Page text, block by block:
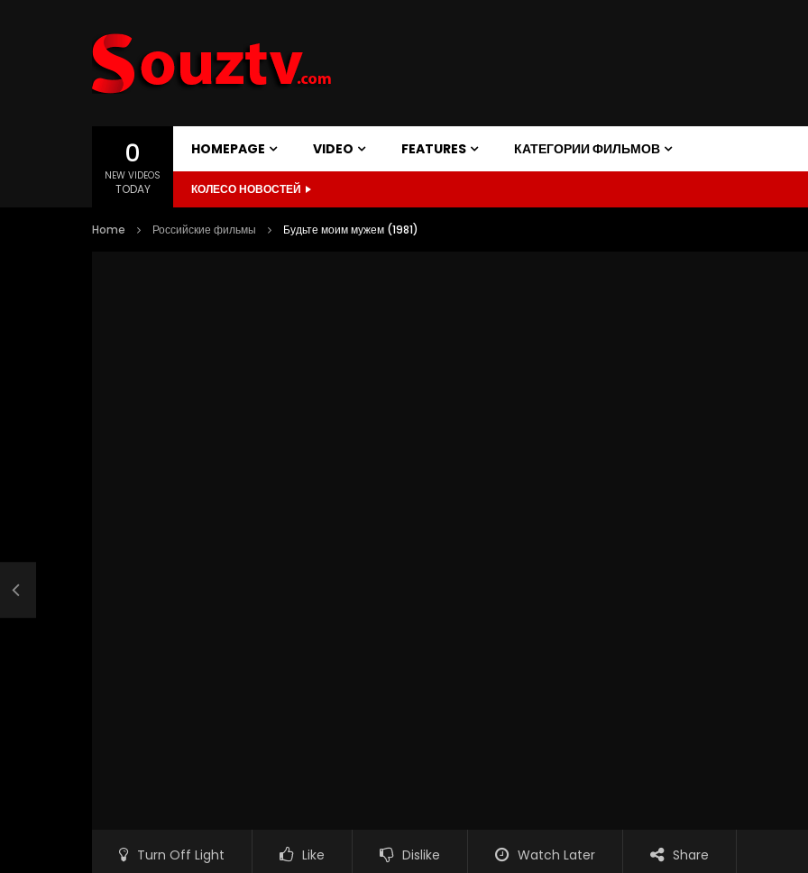
0
NEW VIDEOS
TODAY
HOMEPAGE VIDEO FEATURES КАТЕГОРИИ ФИЛЬМОВ
КОЛЕСО НОВОСТЕЙ
Home Российские фильмы Будьте моим мужем (1981)
Turn Off Light Like Dislike Watch Later Share